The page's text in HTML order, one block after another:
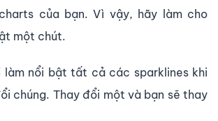
của bạn. Vì vậy, hãy làm cho
một chút.
làm nổi bật tất cả các sparklines khi
chúng. Thay đổi một và bạn sẽ thay